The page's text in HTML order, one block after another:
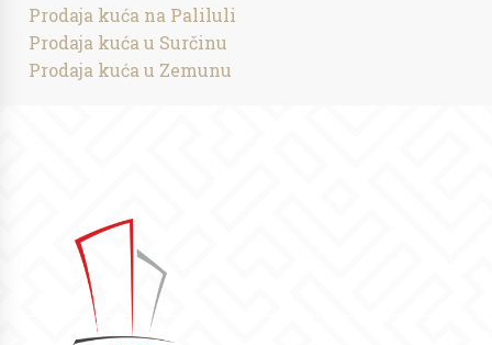
Prodaja kuća na Paliluli
Prodaja kuća u Surčinu
Prodaja kuća u Zemunu